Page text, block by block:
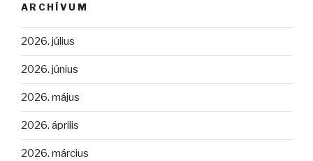
ARCHÍVUM
2026. július
2026. június
2026. május
2026. április
2026. március